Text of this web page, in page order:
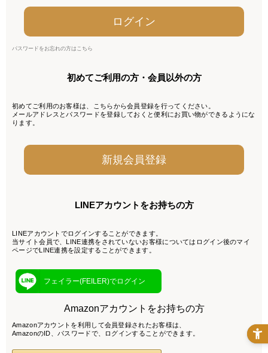
パスワードをお忘れの方はこちら
初めてご利用の方・会員以外の方
初めてご利用のお客様は、こちらから会員登録を行ってください。
メールアドレスとパスワードを登録しておくと便利にお買い物ができるようにな
ります。
LINEアカウントをお持ちの方
LINEアカウントでログインすることができます。
当サイト会員で、LINE連携をされていないお客様についてはログイン後のマイ
ページでLINE連携を設定することができます。
フェイラー(FEILER)でログイン
Amazonアカウントをお持ちの方
Amazonアカウントを利用して会員登録されたお客様は、
AmazonのID、パスワードで、ログインすることができます。